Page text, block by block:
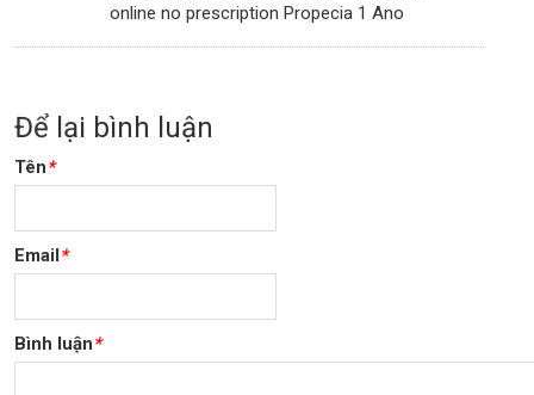
online no prescription Propecia 1 Ano
Để lại bình luận
Tên*
Email*
Bình luận*